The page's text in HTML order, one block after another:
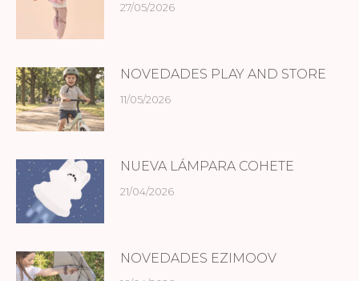
27/05/2026
NOVEDADES PLAY AND STORE
11/05/2026
NUEVA LÁMPARA COHETE
21/04/2026
NOVEDADES EZIMOOV